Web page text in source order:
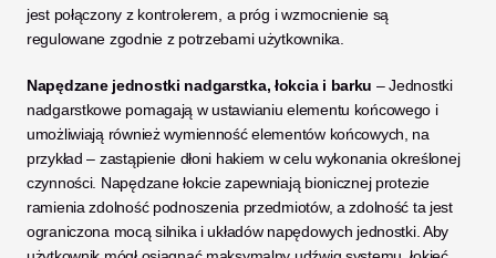
jest połączony z kontrolerem, a próg i wzmocnienie są
regulowane zgodnie z potrzebami użytkownika.
Napędzane jednostki nadgarstka, łokcia i barku – Jednostki
nadgarstkowe pomagają w ustawianiu elementu końcowego i
umożliwiają również wymienność elementów końcowych, na
przykład – zastąpienie dłoni hakiem w celu wykonania określonej
czynności. Napędzane łokcie zapewniają bionicznej protezie
ramienia zdolność podnoszenia przedmiotów, a zdolność ta jest
ograniczona mocą silnika i układów napędowych jednostki. Aby